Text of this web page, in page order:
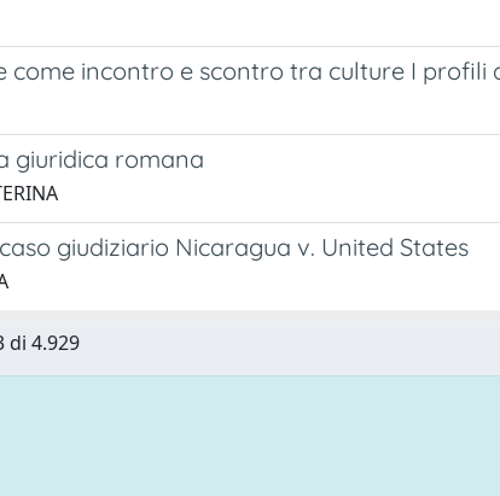
come incontro e scontro tra culture I profili
giuridica romana
giudiziario Nicaragua v. United States
di 4.929